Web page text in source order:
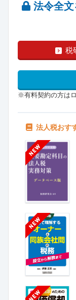
法令全文
税
※有料契約の方は
法人税おす